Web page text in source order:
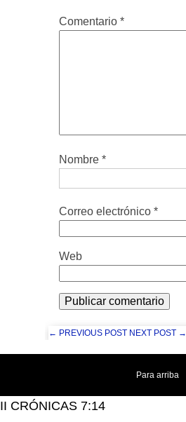
Comentario *
Nombre *
Correo electrónico *
Web
← PREVIOUS POST NEXT POST →
Para arriba
II CRÓNICAS 7:14